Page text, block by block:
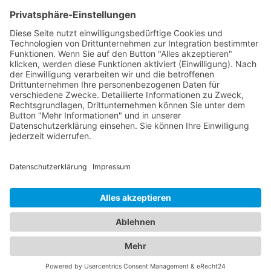
dass Ihre Kinder gesund und glücklich aufwachsen.
Verlassen Sie sich auf unser Branchenportal, um
den besten Augenarzt undKinderarzt Bornhöved
zu finden. Sorgen Sie für die Gesundheit Ihrer
Augen und die Ihrer Familie, indem Sie sich auf die
Fachkompetenz und Erfahrung unserer Ärzte
verlassen.
Jetzt Augenarzt finden!
Das ist nah!